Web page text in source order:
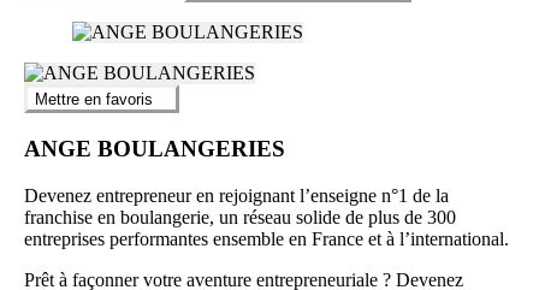
Mettre en favoris
ANGE BOULANGERIES
Devenez entrepreneur en rejoignant l’enseigne n°1 de la
franchise en boulangerie, un réseau solide de plus de 300
entreprises performantes ensemble en France et à l’international.
Prêt à façonner votre aventure entrepreneuriale ? Devenez